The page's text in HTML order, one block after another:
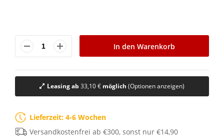
In den Warenkorb
Leasing ab 33,10 € möglich (Optionen anzeigen)
Lieferzeit: 4-6 Wochen
Versandkostenfrei ab €300, sonst nur €14,90